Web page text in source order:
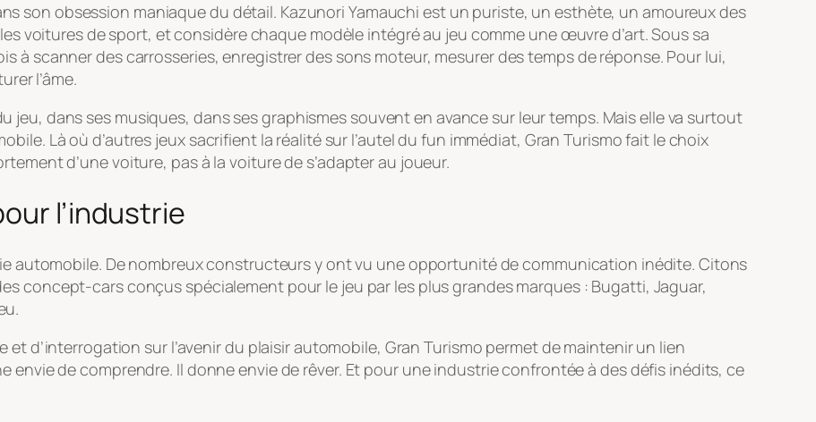
son obsession maniaque du détail. Kazunori Yamauchi est un puriste, un esthète, un amoureux des
voitures de sport, et considère chaque modèle intégré au jeu comme une œuvre d’art. Sous sa
à scanner des carrosseries, enregistrer des sons moteur, mesurer des temps de réponse. Pour lui,
l’âme.
jeu, dans ses musiques, dans ses graphismes souvent en avance sur leur temps. Mais elle va surtout
Là où d’autres jeux sacrifient la réalité sur l’autel du fun immédiat, Gran Turismofait le choix
d’une voiture, pas à la voiture de s’adapter au joueur.
l’industrie
automobile. De nombreux constructeurs y ont vu une opportunité de communication inédite. Citons
concept-cars conçus spécialement pour le jeu par les plus grandes marques : Bugatti, Jaguar,
d’interrogation sur l’avenir du plaisir automobile, Gran Turismo permet de maintenir un lien
envie de comprendre. Il donne envie de rêver. Et pour une industrie confrontée à des défis inédits, ce